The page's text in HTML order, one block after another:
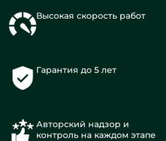
Высокая скорость работ
Гарантия до 5 лет
Авторский надзор и
контроль на каждом этапе